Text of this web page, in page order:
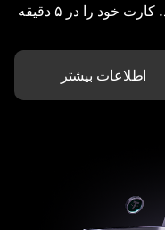
هر جا می‌خواهید با کریپتو پرداخت کنید. کارت خود را در ۵ دقیقه
اطلاعات بیشتر